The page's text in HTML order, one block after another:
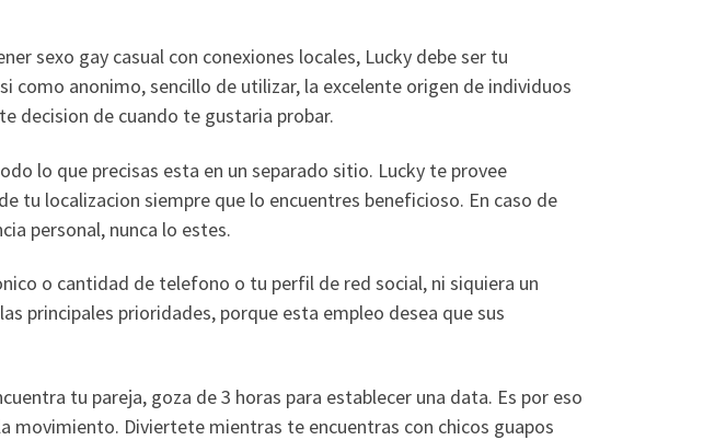
sexo gay casual con conexiones locales, Lucky debe ser tu
como anonimo, sencillo de utilizar, la excelente origen de individuos
decision de cuando te gustaria probar.
lo que precisas esta en un separado sitio. Lucky te provee
tu localizacion siempre que lo encuentres beneficioso. En caso de
personal, nunca lo estes.
o cantidad de telefono o tu perfil de red social, ni siquiera un
principales prioridades, porque esta empleo desea que sus
tu pareja, goza de 3 horas para establecer una data. Es por eso
movimiento. Diviertete mientras te encuentras con chicos guapos